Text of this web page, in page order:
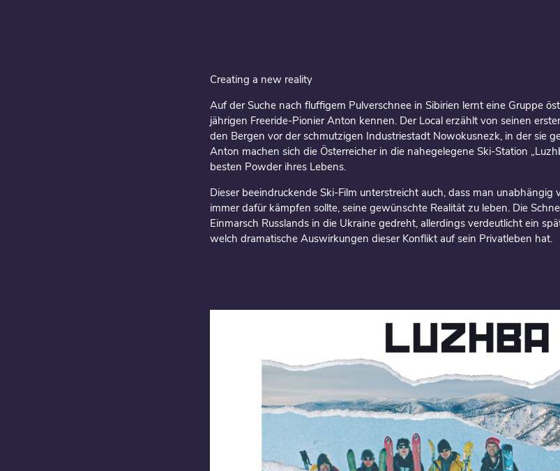
Creating a new reality
Auf der Suche nach fluffigem Pulverschnee in Sibirien lernt eine Gruppe
jährigen Freeride-Pionier Anton kennen. Der Local erzählt von seinen
den Bergen vor der schmutzigen Industriestadt Nowokusnezk, in der sie
Anton machen sich die Österreicher in die nahegelegene Ski-Station
besten Powder ihres Lebens.
Dieser beeindruckende Ski-Film unterstreicht auch, dass man
immer dafür kämpfen sollte, seine gewünschte Realität zu leben. Die
Einmarsch Russlands in die Ukraine gedreht, allerdings verdeutlicht ein
welch dramatische Auswirkungen dieser Konflikt auf sein Privatleben hat.